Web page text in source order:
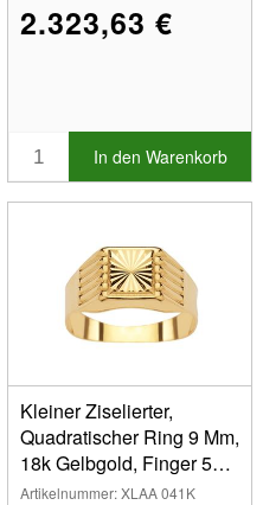
2.323,63 €
In den Warenkorb
Kleiner Ziselierter,
Quadratischer Ring 9 Mm,
18k Gelbgold, Finger 57
Geschlossen
Artikelnummer: XLAA 041K